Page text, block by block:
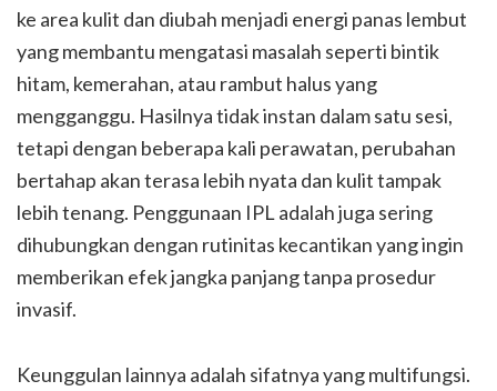
ke area kulit dan diubah menjadi energi panas lembut
yang membantu mengatasi masalah seperti bintik
hitam, kemerahan, atau rambut halus yang
mengganggu. Hasilnya tidak instan dalam satu sesi,
tetapi dengan beberapa kali perawatan, perubahan
bertahap akan terasa lebih nyata dan kulit tampak
lebih tenang. Penggunaan IPL adalah juga sering
dihubungkan dengan rutinitas kecantikan yang ingin
memberikan efek jangka panjang tanpa prosedur
invasif.
Keunggulan lainnya adalah sifatnya yang multifungsi.